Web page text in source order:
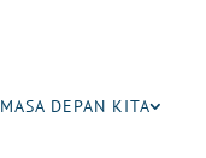
MASA DEPAN KITA